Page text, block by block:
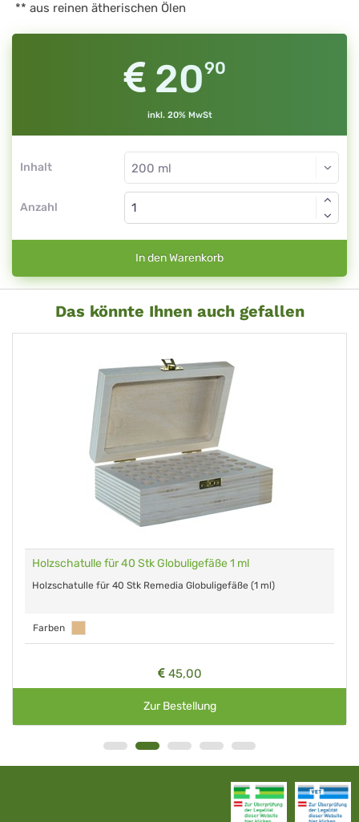
** aus reinen ätherischen Ölen
2090
inkl. 20% MwSt
Inhalt
Anzahl
In den Warenkorb
Das könnte Ihnen auch gefallen
Holzschatulle für 40 Stk Globuligefäße 1 ml
Holzschatulle für 40 Stk Remedia Globuligefäße (1 ml)
Farben
45,00
Zur Bestellung